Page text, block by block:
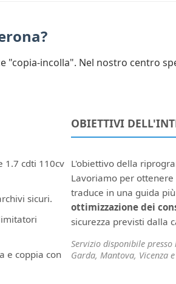
"copia-incolla". Nel nostro centro
1.7 cdti 110cv
sicuri.
e coppia con
OBIETTIVI
L'obiettivo della
Lavoriamo per ottenere
traduce in una guida
ottimizzazione dei
sicurezza previsti dalla
Servizio disponibile
Garda, Mantova, Vicenza